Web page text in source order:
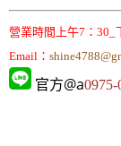
營業時間上午7：30_
Email：
官方@a0975-